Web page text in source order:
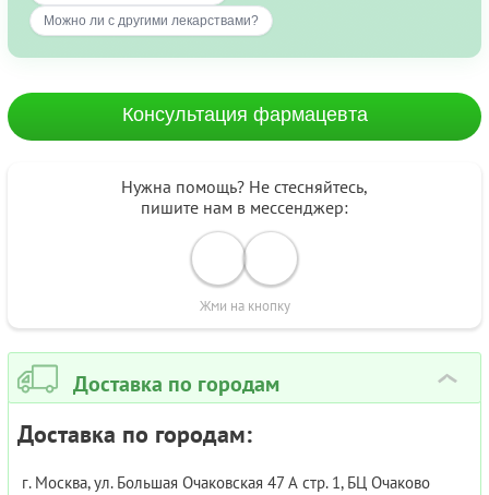
Можно ли с другими лекарствами?
Консультация фармацевта
Нужна помощь? Не стесняйтесь,
пишите нам в мессенджер:
Жми на кнопку
Доставка по городам ›
Доставка по городам:
г. Москва, ул. Большая Очаковская 47 А стр. 1, БЦ Очаково